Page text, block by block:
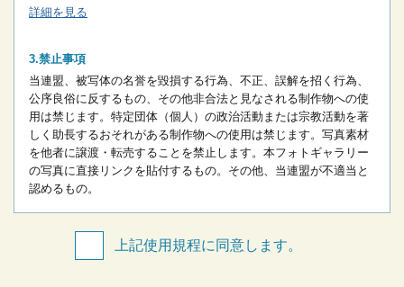
詳細を見る
禁止事項
当連盟、被写体の名誉を毀損する行為、不正、誤解を招く行為、
公序良俗に反するもの、その他非合法と見なされる制作物への使
用は禁じます。 特定団体（個人）の政治活動または宗教活動を著
しく助長するおそれがある制作物への使用は禁じます。 写真素材
を他者に譲渡・転売することを禁止します。 本フォトギャラリー
の写真に直接リンクを貼付するもの。 その他、当連盟が不適当と
認めるもの。
上記使用規程に同意します。